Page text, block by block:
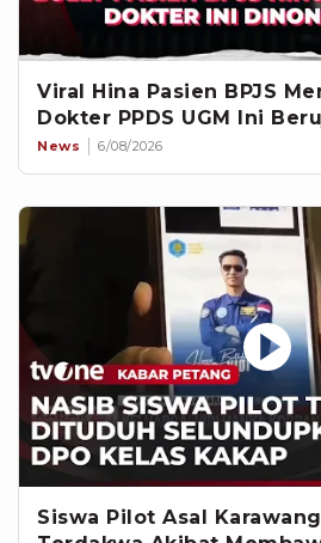
Viral Hina Pasien BPJS
Dokter PPDS UGM Ini
News 6/08/2026
Siswa Pilot Asal